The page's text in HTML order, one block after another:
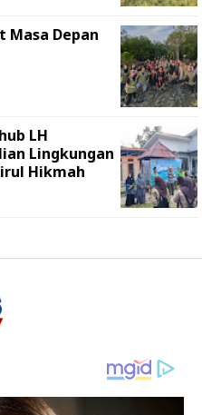
Masa Depan
LH
Lingkungan
Hikmah